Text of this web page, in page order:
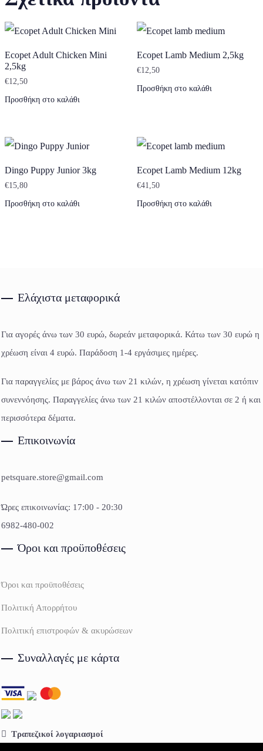
Ecopet Adult Chicken Mini
2,5kg
€12,50
Προσθήκη στο καλάθι
Ecopet Lamb Medium 2,5kg
€12,50
Προσθήκη στο καλάθι
Dingo Puppy Junior 3kg
€15,80
Προσθήκη στο καλάθι
Ecopet Lamb Medium 12kg
€41,50
Προσθήκη στο καλάθι
Ελάχιστα μεταφορικά
Για αγορές άνω των 30 ευρώ, δωρεάν μεταφορικά. Κάτω των 30 ευρώ η
χρέωση είναι 4 ευρώ. Παράδοση 1-4 εργάσιμες ημέρες.
Για παραγγελίες με βάρος άνω των 21 κιλών, η χρέωση γίνεται κατόπιν
συνεννόησης. Παραγγελίες άνω των 21 κιλών αποστέλλονται σε 2 ή και
περισσότερα δέματα.
Επικοινωνία
petsquare.store@gmail.com
Ώρες επικοινωνίας: 17:00 - 20:30
6982-480-002
Όροι και προϋποθέσεις
Όροι και προϋποθέσεις
Πολιτική Απορρήτου
Πολιτική επιστροφών & ακυρώσεων
Συναλλαγές με κάρτα
Τραπεζικοί λογαριασμοί